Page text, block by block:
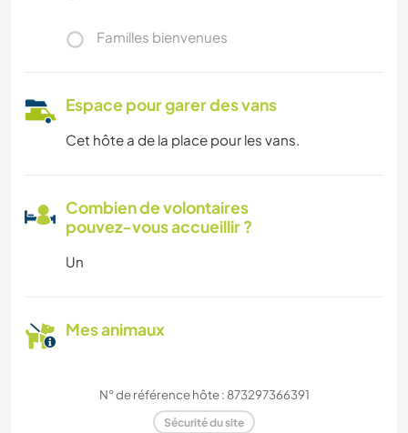
Familles bienvenues
Espace pour garer des vans
Cet hôte a de la place pour les vans.
Combien de volontaires
pouvez-vous accueillir ?
Un
Mes animaux
N° de référence hôte : 873297366391
Sécurité du site